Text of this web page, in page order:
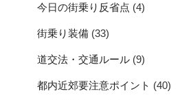
今日の街乗り反省点 (4)
街乗り装備 (33)
道交法・交通ルール (9)
都内近郊要注意ポイント (40)